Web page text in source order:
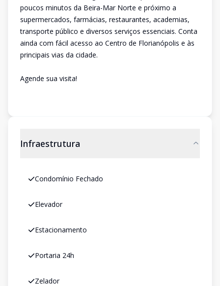
poucos minutos da Beira-Mar Norte e próximo a
supermercados, farmácias, restaurantes, academias,
transporte público e diversos serviços essenciais. Conta
ainda com fácil acesso ao Centro de Florianópolis e às
principais vias da cidade.
Agende sua visita!
Infraestrutura
Condomínio Fechado
Elevador
Estacionamento
Portaria 24h
Zelador